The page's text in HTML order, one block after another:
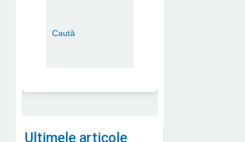
Ultimele articole